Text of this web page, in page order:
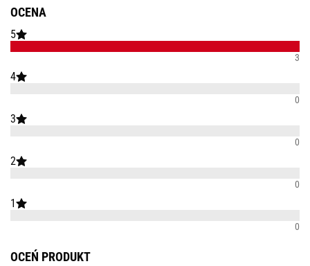
OCENA
5
3
4
0
3
0
2
0
1
0
OCEŃ PRODUKT